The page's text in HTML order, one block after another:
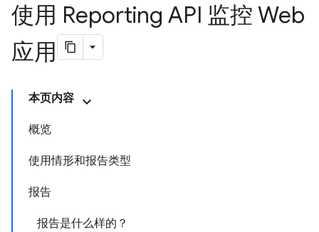
使用 Reporting API 监控 Web
应用
本页内容
概览
使用情形和报告类型
报告
报告是什么样的？